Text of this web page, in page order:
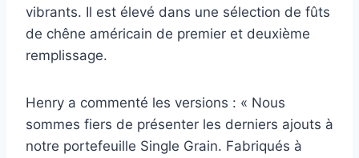
vibrants. Il est élevé dans une sélection de fûts
de chêne américain de premier et deuxième
remplissage.
Henry a commenté les versions : « Nous
sommes fiers de présenter les derniers ajouts à
notre portefeuille Single Grain. Fabriqués à